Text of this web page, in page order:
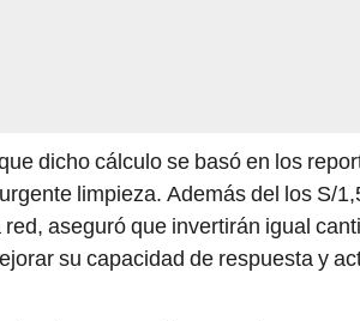
dicho cálculo se basó en los
limpieza. Además del los S/
aseguró que invertirán igual
su capacidad de respuesta y